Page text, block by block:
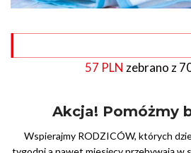
57 PLN zebrano z
Akcja! Pomóżmy
Wspierajmy RODZICÓW, których